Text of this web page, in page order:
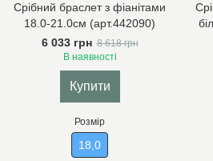
Срібний браслет з фіанітами
18.0-21.0см (арт.442090)
6 033 грн 8 618 грн
В наявності
Купити
Розмір
18,0